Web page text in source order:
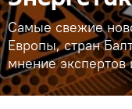
Самые свежие
Европы, стран
мнение экспертов